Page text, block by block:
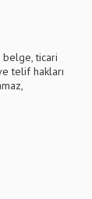
belge, ticari
telif hakları